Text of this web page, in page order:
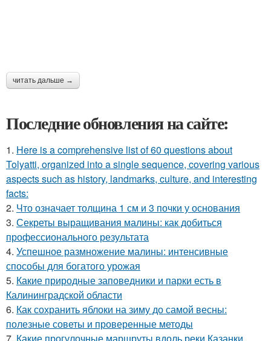
читать дальше →
Последние обновления на сайте:
1. Here is a comprehensive list of 60 questions about
Tolyatti, organized into a single sequence, covering various
aspects such as history, landmarks, culture, and interesting
facts:
2. Что означает толщина 1 см и 3 почки у основания
3. Секреты выращивания малины: как добиться
профессионального результата
4. Успешное размножение малины: интенсивные
способы для богатого урожая
5. Какие природные заповедники и парки есть в
Калининградской области
6. Как сохранить яблоки на зиму до самой весны:
полезные советы и проверенные методы